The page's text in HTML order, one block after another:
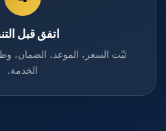
اتفق قبل
ثبّت السعر، الموعد، الضمان،
الخدمة.